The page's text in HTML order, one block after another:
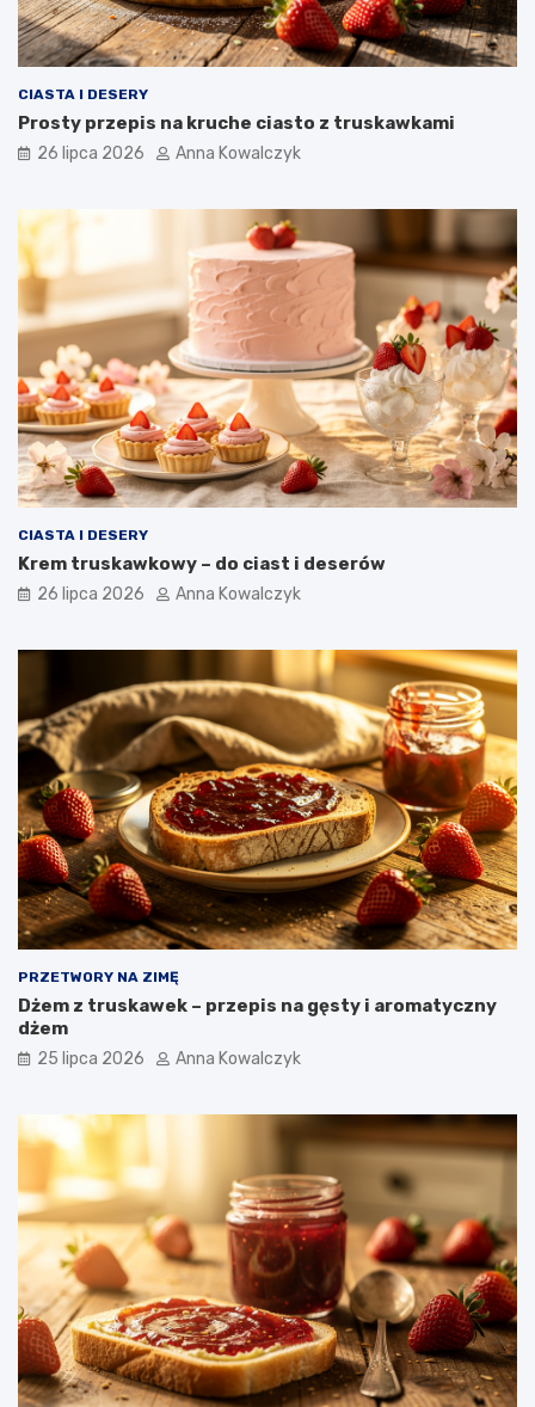
CIASTA I DESERY
Prosty przepis na kruche ciasto z truskawkami
26 lipca 2026 Anna Kowalczyk
CIASTA I DESERY
Krem truskawkowy – do ciast i deserów
26 lipca 2026 Anna Kowalczyk
PRZETWORY NA ZIMĘ
Dżem z truskawek – przepis na gęsty i aromatyczny
dżem
25 lipca 2026 Anna Kowalczyk